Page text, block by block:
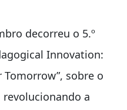
decorreu o 5.º
Innovation:
sobre o
a